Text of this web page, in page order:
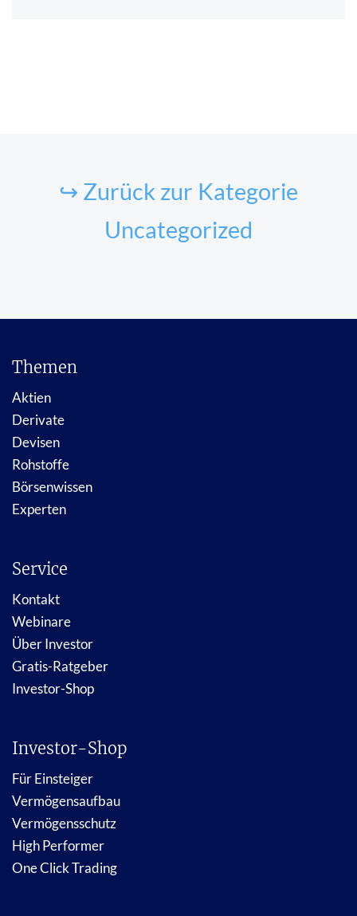
↪ Zurück zur Kategorie
Uncategorized
Themen
Aktien
Derivate
Devisen
Rohstoffe
Börsenwissen
Experten
Service
Kontakt
Webinare
Über Investor
Gratis-Ratgeber
Investor-Shop
Investor-Shop
Für Einsteiger
Vermögensaufbau
Vermögensschutz
High Performer
One Click Trading